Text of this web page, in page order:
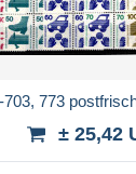
773
± 25,42